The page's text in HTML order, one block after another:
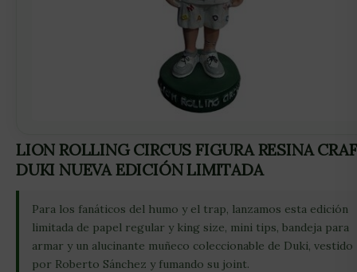
LION ROLLING CIRCUS FIGURA RESINA
DUKI NUEVA EDICIÓN LIMITADA
Para los fanáticos del humo y el trap, lanzamos esta edición
limitada de papel regular y king size, mini tips, bandeja para
armar y un alucinante muñeco coleccionable de Duki, vestido
por Roberto Sánchez y fumando su joint.